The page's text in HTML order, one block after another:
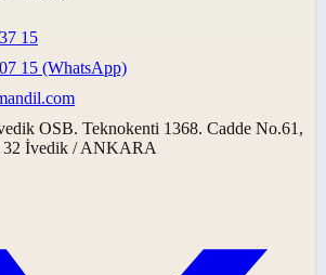
15
15 (WhatsApp)
OSB. Teknokenti 1368. Cadde No.61,
32 İvedik / ANKARA